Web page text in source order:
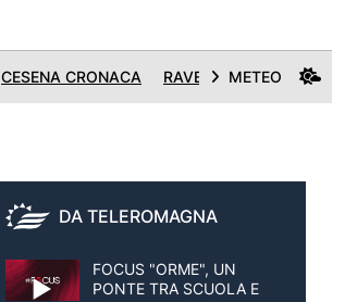
CESENA CRONACA RAVENNA CRONACA
METEO
DA TELEROMAGNA
FOCUS "ORME", UN
PONTE TRA SCUOLA E